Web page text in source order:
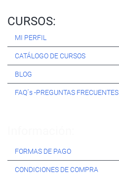
CURSOS:
MI PERFIL
CATÁLOGO DE CURSOS
BLOG
FAQ´s -PREGUNTAS FRECUENTES
FORMAS DE PAGO
CONDICIONES DE COMPRA